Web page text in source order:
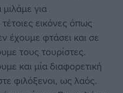
για
εικόνες όπως
έχουμε φτάσει και σε
τους τουρίστες.
και μία διαφορετική
φιλόξενοι, ως λαός.